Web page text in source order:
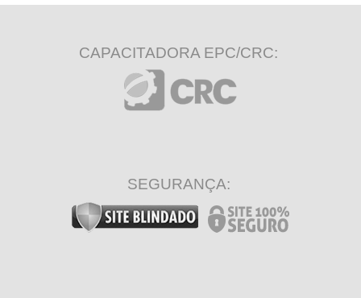
Importação: ICMS e IPI
Regras e aplicações
84 minutos restantes
CAPACITADORA EPC/CRC:
SEGURANÇA: